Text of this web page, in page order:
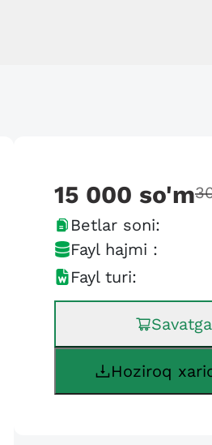
15 000 so'm
Betlar soni:
Fayl hajmi :
Fayl turi:
Hoziroq